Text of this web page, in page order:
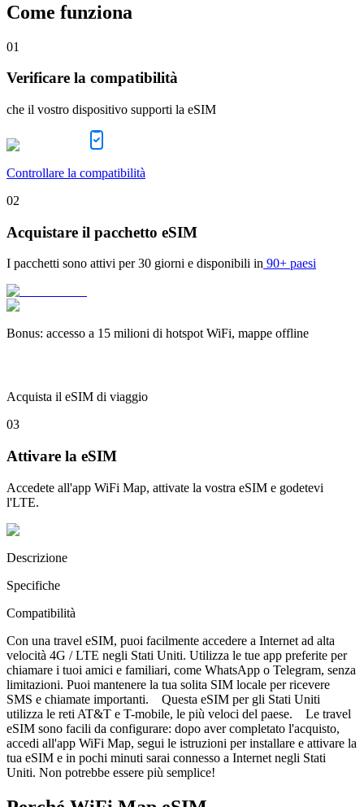
Come funziona
01
Verificare la compatibilità
che il vostro dispositivo supporti la eSIM
Controllare la compatibilità
02
Acquistare il pacchetto eSIM
I pacchetti sono attivi per 30 giorni e disponibili in 90+ paesi
Bonus: accesso a 15 milioni di hotspot WiFi, mappe offline
Acquista il eSIM di viaggio
03
Attivare la eSIM
Accedete all'app WiFi Map, attivate la vostra eSIM e godetevi
l'LTE.
Descrizione
Specifiche
Compatibilità
Con una travel eSIM, puoi facilmente accedere a Internet ad alta
velocità 4G / LTE negli Stati Uniti. Utilizza le tue app preferite per
chiamare i tuoi amici e familiari, come WhatsApp o Telegram, senza
limitazioni. Puoi mantenere la tua solita SIM locale per ricevere
SMS e chiamate importanti. Questa eSIM per gli Stati Uniti
utilizza le reti AT&T e T-mobile, le più veloci del paese. Le travel
eSIM sono facili da configurare: dopo aver completato l'acquisto,
accedi all'app WiFi Map, segui le istruzioni per installare e attivare la
tua eSIM e in pochi minuti sarai connesso a Internet negli Stati
Uniti. Non potrebbe essere più semplice!